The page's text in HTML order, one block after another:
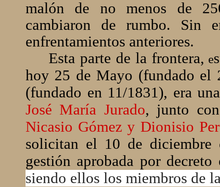
malón de no menos de
cambiaron de rumbo. Sin
enfrentamientos anteriores.
Esta parte de la frontera, e
hoy 25 de Mayo (fundado el
(fundado en 11/1831), era
José María Jurado, junto
Nicasio Gómez y Dionisio
solicitan el 10 de
gestión aprobada por
siendo ellos los miembros de